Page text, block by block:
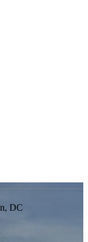
DC